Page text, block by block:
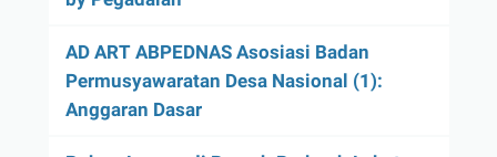
AD ART ABPEDNAS Asosiasi Badan
Permusyawaratan Desa Nasional (1):
Anggaran Dasar